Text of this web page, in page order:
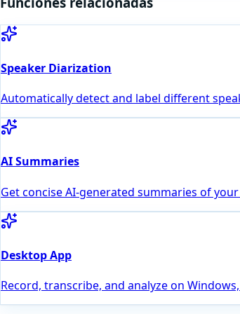
Speaker Diarization
Automatically detect and label different
AI Summaries
Get concise AI-generated summaries of
Desktop App
Record, transcribe, and analyze on